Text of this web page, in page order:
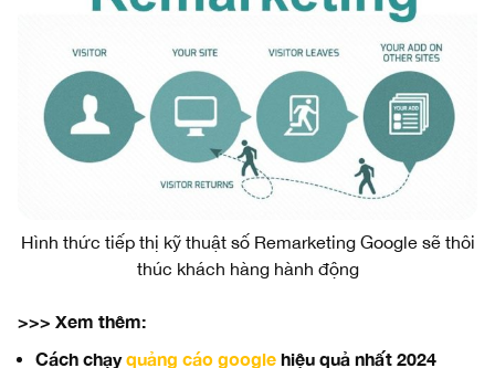
Hình thức tiếp thị kỹ thuật số Remarketing Google sẽ thôi
thúc khách hàng hành động
>>> Xem thêm:
Cách chạyquảng cáo google hiệu quả nhất 2024